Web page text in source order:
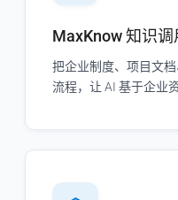
MaxKnow 知识调
把企业制度、项目文
流程，让 AI 基于企业